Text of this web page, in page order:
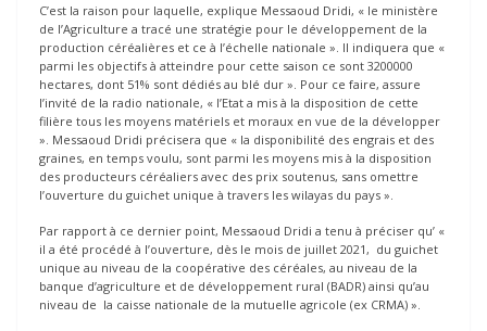
C’est la raison pour laquelle, explique Messaoud Dridi, « le ministère
de l’Agriculture a tracé une stratégie pour le développement de la
production céréalières et ce à l’échelle nationale ». Il indiquera que «
parmi les objectifs à atteindre pour cette saison ce sont 3200000
hectares, dont 51% sont dédiés au blé dur ». Pour ce faire, assure
l’invité de la radio nationale, « l’Etat a mis à la disposition de cette
filière tous les moyens matériels et moraux en vue de la développer
». Messaoud Dridi précisera que « la disponibilité des engrais et des
graines, en temps voulu, sont parmi les moyens mis à la disposition
des producteurs céréaliers avec des prix soutenus, sans omettre
l’ouverture du guichet unique à travers les wilayas du pays ».
Par rapport à ce dernier point, Messaoud Dridi a tenu à préciser qu’ «
il a été procédé à l’ouverture, dès le mois de juillet 2021, du guichet
unique au niveau de la coopérative des céréales, au niveau de la
banque d’agriculture et de développement rural (BADR) ainsi qu’au
niveau de la caisse nationale de la mutuelle agricole (ex CRMA) ».